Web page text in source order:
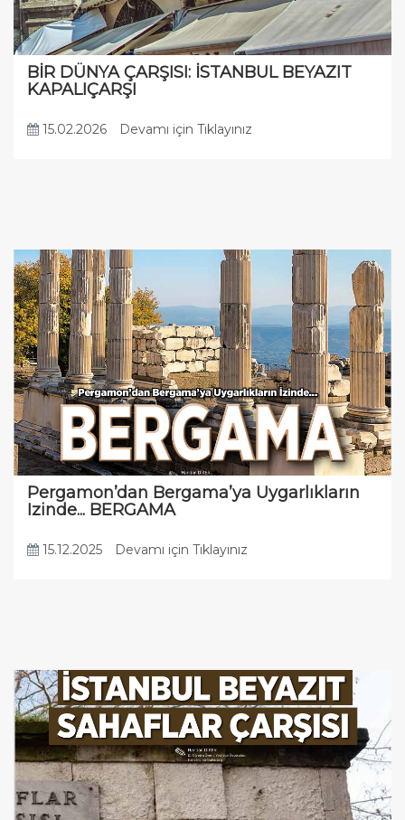
BİR DÜNYA ÇARŞISI: İSTANBUL BEYAZIT
KAPALIÇARŞI
15.02.2026 Devamı için Tıklayınız
Pergamon’dan Bergama’ya Uygarlıkların
Izinde... BERGAMA
15.12.2025 Devamı için Tıklayınız